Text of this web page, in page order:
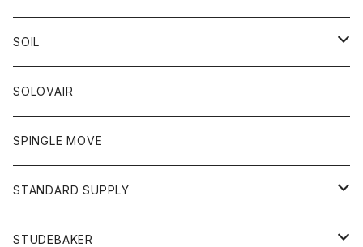
ボトム
ワンピース
トップス
Tシャツ
トレーナー
ボトム
ショートパンツ
スカート
レディース
スカート
Tシャツ
アクセサリー
バック
カーディガン
コート
グッズ
ネクタイ
グローブ
アクセサリー
トップス
カットソー
カーディガン
ボトム
ショートパンツ
レディース
ボトム
ジーンズ
チノパン
トップス
ポロシャツ
ベスト
靴
SOIL
靴
ワンピース
トップス
カットソー
ボトム
SOLOVAIR
SPINGLE MOVE
STANDARD SUPPLY
財布
STUDEBAKER